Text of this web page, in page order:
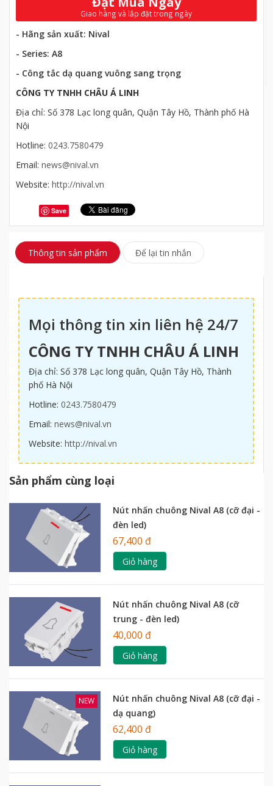
Giao hàng và lắp đặt trong ngày
- Hãng sản xuất: Nival
- Series: A8
- Công tắc dạ quang vuông sang trọng
CÔNG TY TNHH CHÂU Á LINH
Địa chỉ: Số 378 Lạc long quân, Quận Tây Hồ, Thành phố Hà
Nội
Hotline: 0243.7580479
Email: news@nival.vn
Website: http://nival.vn
Save
Thông tin sản phẩm Để lại tin nhắn
Mọi thông tin xin liên hệ 24/7
CÔNG TY TNHH CHÂU Á LINH
Địa chỉ: Số 378 Lạc long quân, Quận Tây Hồ, Thành
phố Hà Nội
Hotline: 0243.7580479
Email: news@nival.vn
Website: http://nival.vn
Sản phẩm cùng loại
Nút nhấn chuông Nival A8 (cỡ đại -
đèn led)
67,400 đ
Giỏ hàng
Nút nhấn chuông Nival A8 (cỡ
trung - đèn led)
40,000 đ
Giỏ hàng
NEW
Nút nhấn chuông Nival A8 (cỡ đại -
dạ quang)
62,400 đ
Giỏ hàng